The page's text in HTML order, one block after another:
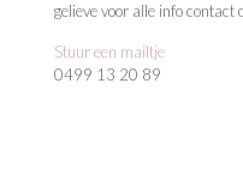
gelieve voor alle info contact
Stuur een mailtje
0499 13 20 89